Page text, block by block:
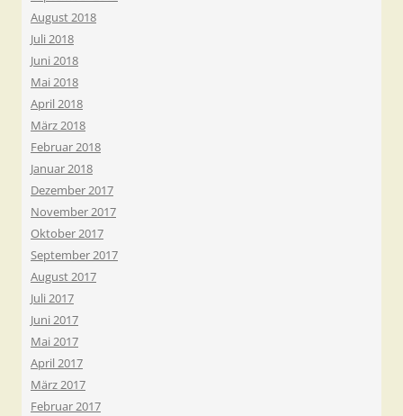
August 2018
Juli 2018
Juni 2018
Mai 2018
April 2018
März 2018
Februar 2018
Januar 2018
Dezember 2017
November 2017
Oktober 2017
September 2017
August 2017
Juli 2017
Juni 2017
Mai 2017
April 2017
März 2017
Februar 2017